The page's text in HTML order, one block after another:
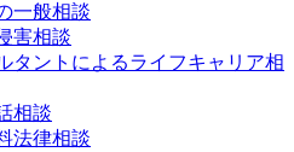
一般相談
害相談
タントによるライフキャリア相
相談
法律相談